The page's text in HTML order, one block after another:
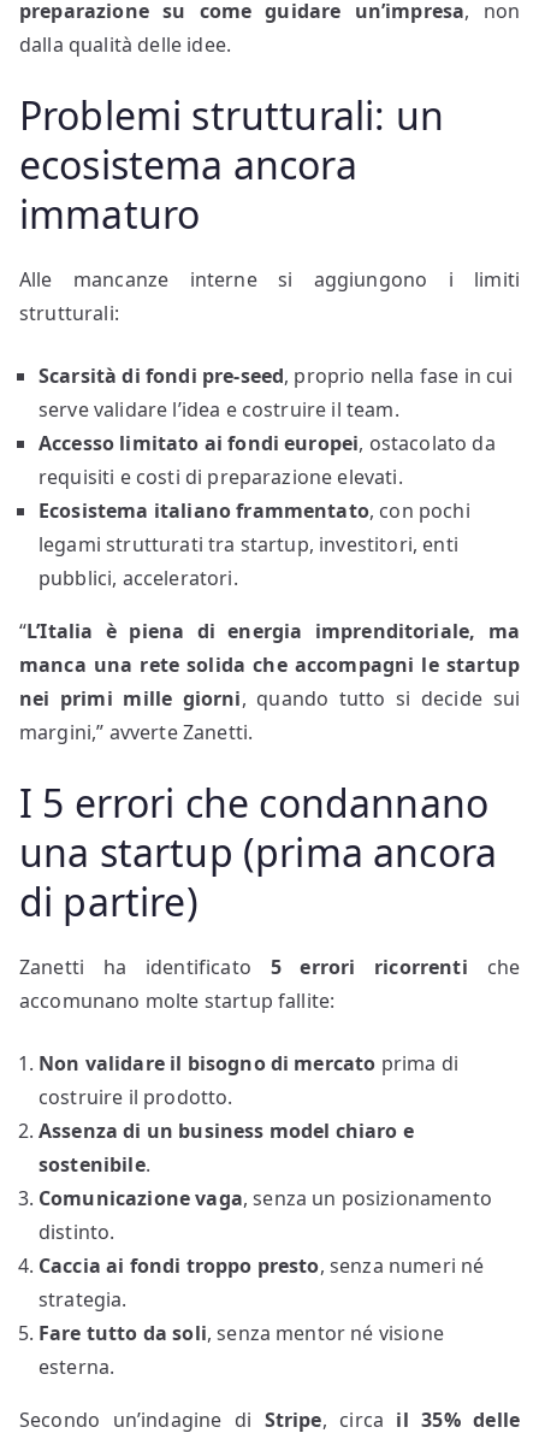
preparazione su come guidare un’impresa, non
dalla qualità delle idee.
Problemi strutturali: un
ecosistema ancora
immaturo
Alle mancanze interne si aggiungono i limiti
strutturali:
Scarsità di fondi pre-seed, proprio nella fase in cui
serve validare l’idea e costruire il team.
Accesso limitato ai fondi europei, ostacolato da
requisiti e costi di preparazione elevati.
Ecosistema italiano frammentato, con pochi
legami strutturati tra startup, investitori, enti
pubblici, acceleratori.
“L’Italia è piena di energia imprenditoriale, ma
manca una rete solida che accompagni le startup
nei primi mille giorni, quando tutto si decide sui
margini,” avverte Zanetti.
I 5 errori che condannano
una startup (prima ancora
di partire)
Zanetti ha identificato 5 errori ricorrenti che
accomunano molte startup fallite:
Non validare il bisogno di mercato prima di
costruire il prodotto.
Assenza di un business model chiaro e
sostenibile.
Comunicazione vaga, senza un posizionamento
distinto.
Caccia ai fondi troppo presto, senza numeri né
strategia.
Fare tutto da soli, senza mentor né visione
esterna.
Secondo un’indagine di Stripe, circa il 35% delle